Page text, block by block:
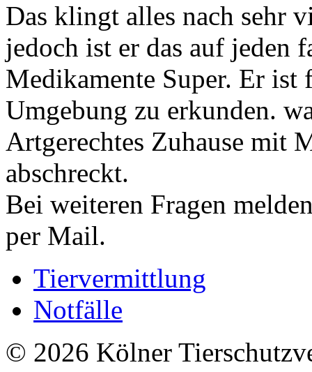
Das klingt alles nach sehr
jedoch ist er das auf jeden
Medikamente Super. Er
Umgebung zu erkunden.
Artgerechtes Zuhause mit
abschreckt.
Bei weiteren Fragen
per Mail.
Tiervermittlung
Notfälle
© 2026 Kölner